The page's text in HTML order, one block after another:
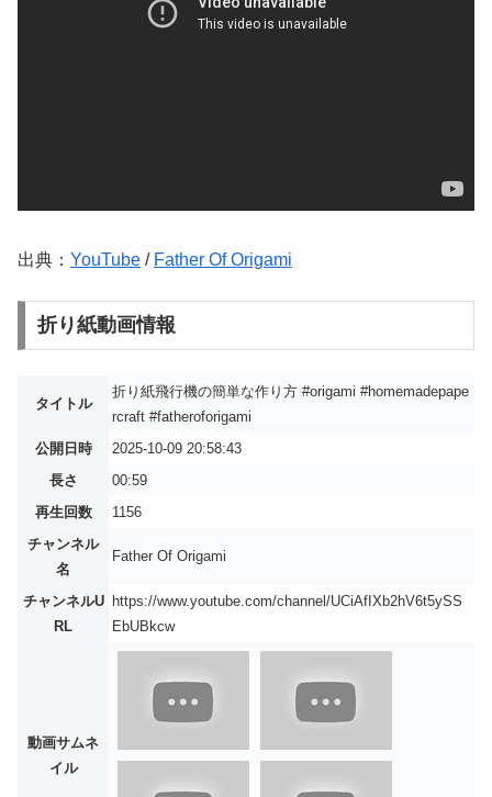
出典： YouTube / Father Of Origami
折り紙動画情報
タイトル
折り紙飛行機の簡単な作り方 #origami #homemadepape
rcraft #fatheroforigami
公開日時
2025-10-09 20:58:43
長さ
00:59
再生回数
1156
チャンネル
名
Father Of Origami
チャンネルU
RL
https://www.youtube.com/channel/UCiAfIXb2hV6t5ySS
EbUBkcw
動画サムネ
イル